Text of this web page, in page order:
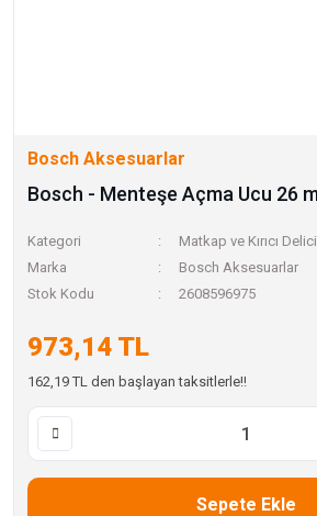
Bosch Aksesuarlar
Bosch - Menteşe Açma Ucu 26
Kategori
Matkap ve Kırıcı
Marka
Bosch Aksesuarlar
Stok Kodu
2608596975
973,14 TL
162,19 TL den başlayan taksitlerle!!
Sepete Ekle